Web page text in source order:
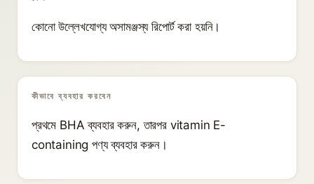
কোনো উল্লেখযোগ্য অসামঞ্জস্য রিপোর্ট করা হয়নি।
কীভাবে ব্যবহার করবেন
প্রথমে BHA ব্যবহার করুন, তারপর vitamin E-
containing পণ্য ব্যবহার করুন।